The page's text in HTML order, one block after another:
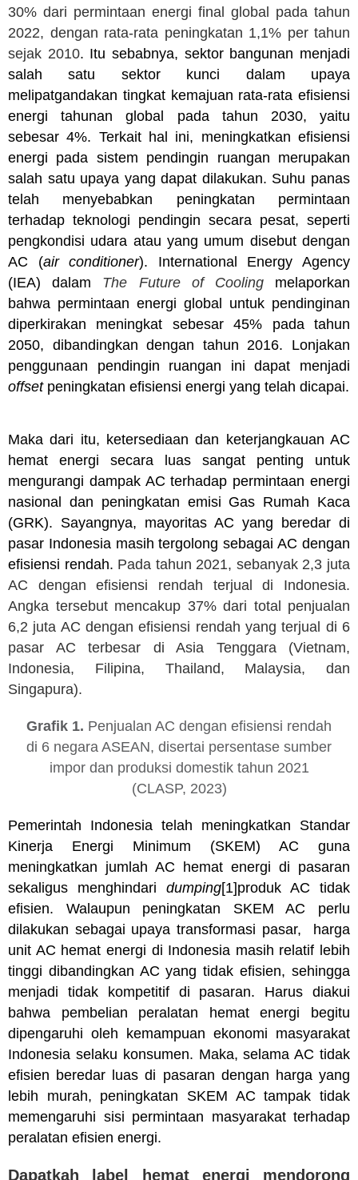
30% dari permintaan energi final global pada tahun
2022, dengan rata-rata peningkatan 1,1% per tahun
sejak 2010. Itu sebabnya, sektor bangunan menjadi
salah satu sektor kunci dalam upaya
melipatgandakan tingkat kemajuan rata-rata efisiensi
energi tahunan global pada tahun 2030, yaitu
sebesar 4%. Terkait hal ini, meningkatkan efisiensi
energi pada sistem pendingin ruangan merupakan
salah satu upaya yang dapat dilakukan. Suhu panas
telah menyebabkan peningkatan permintaan
terhadap teknologi pendingin secara pesat, seperti
pengkondisi udara atau yang umum disebut dengan
AC (air conditioner). International Energy Agency
(IEA) dalam The Future of Cooling
melaporkan
bahwa permintaan energi global untuk pendinginan
diperkirakan meningkat sebesar 45% pada tahun
2050, dibandingkan dengan tahun 2016. Lonjakan
penggunaan pendingin ruangan ini dapat menjadi
offset peningkatan efisiensi energi yang telah dicapai.
Maka dari itu, ketersediaan dan keterjangkauan AC
hemat energi secara luas sangat penting untuk
mengurangi dampak AC terhadap permintaan energi
nasional dan peningkatan emisi Gas Rumah Kaca
(GRK). Sayangnya, mayoritas AC yang beredar di
pasar Indonesia masih tergolong sebagai AC dengan
efisiensi rendah. Pada tahun 2021, sebanyak 2,3 juta
AC dengan efisiensi rendah terjual di Indonesia.
Angka tersebut mencakup 37% dari total penjualan
6,2 juta AC dengan efisiensi rendah yang terjual di 6
pasar AC terbesar di Asia Tenggara (Vietnam,
Indonesia, Filipina, Thailand, Malaysia, dan
Singapura).
Grafik 1. Penjualan AC dengan efisiensi rendah
di 6 negara ASEAN, disertai persentase sumber
impor dan produksi domestik tahun 2021
(CLASP, 2023)
Pemerintah Indonesia telah meningkatkan Standar
Kinerja Energi Minimum (SKEM) AC guna
meningkatkan jumlah AC hemat energi di pasaran
sekaligus menghindari dumping[1]produk AC tidak
efisien. Walaupun peningkatan SKEM AC perlu
dilakukan sebagai upaya transformasi pasar, harga
unit AC hemat energi di Indonesia masih relatif lebih
tinggi dibandingkan AC yang tidak efisien, sehingga
menjadi tidak kompetitif di pasaran. Harus diakui
bahwa pembelian peralatan hemat energi begitu
dipengaruhi oleh kemampuan ekonomi masyarakat
Indonesia selaku konsumen. Maka, selama AC tidak
efisien beredar luas di pasaran dengan harga yang
lebih murah, peningkatan SKEM AC tampak tidak
memengaruhi sisi permintaan masyarakat terhadap
peralatan efisien energi.
Dapatkah label hemat energi mendorong